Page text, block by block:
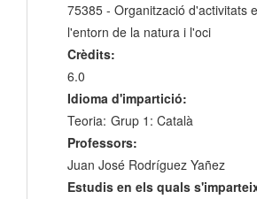
75385 - Organització d'activitats
l'entorn de la natura i l'oci
Crèdits:
6.0
Idioma d'impartició:
Teoria: Grup 1: Català
Professors:
Juan José Rodríguez Yañez
Estudis en els quals